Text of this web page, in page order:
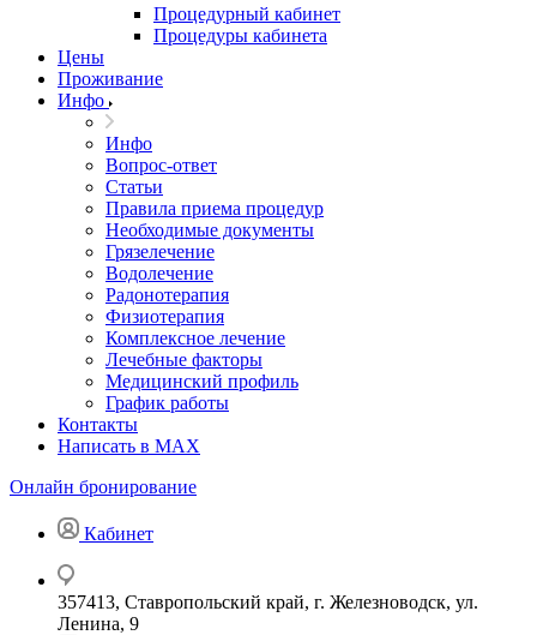
Процедурный кабинет
Процедуры кабинета
Цены
Проживание
Инфо
Инфо
Вопрос-ответ
Статьи
Правила приема процедур
Необходимые документы
Грязелечение
Водолечение
Радонотерапия
Физиотерапия
Комплексное лечение
Лечебные факторы
Медицинский профиль
График работы
Контакты
Написать в MAX
Онлайн бронирование
Кабинет
357413, Ставропольский край, г. Железноводск, ул.
Ленина, 9